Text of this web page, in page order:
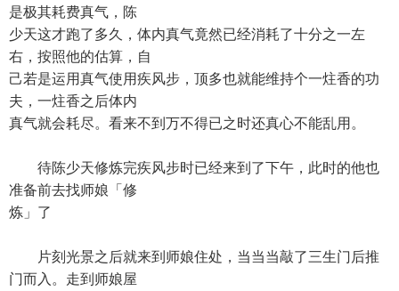
是极其耗费真气，陈
少天这才跑了多久，体内真气竟然已经消耗了十分之一左
右，按照他的估算，自
己若是运用真气使用疾风步，顶多也就能维持个一炷香的功
夫，一炷香之后体内
真气就会耗尽。看来不到万不得已之时还真心不能乱用。
待陈少天修炼完疾风步时已经来到了下午，此时的他也
准备前去找师娘「修
炼」了
片刻光景之后就来到师娘住处，当当当敲了三生门后推
门而入。走到师娘屋